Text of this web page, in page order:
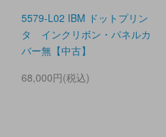
5579-L02 IBM ドットプリン
タ インクリボン・パネルカ
バー無【中古】
68,000円(税込)